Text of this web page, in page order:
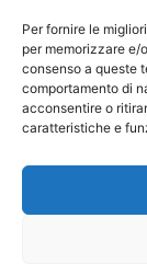
Per fornire le
per memorizzare e/
consenso a queste
comportamento di
acconsentire o
caratteristiche e
pagina
1 2